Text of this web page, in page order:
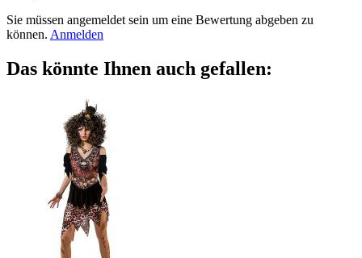
Sie müssen angemeldet sein um eine Bewertung abgeben zu
können. Anmelden
Das könnte Ihnen auch gefallen: